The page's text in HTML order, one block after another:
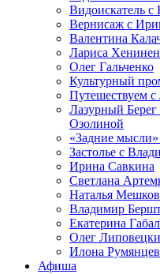
Видоискатель
Вернисаж с
Валентина
Лариса Хенинен
Олег Гальченко
Культурный
Путешествуем
Лазурный Берег
Озолиной
«Задние
Застолье с
Ирина Савкина
Светлана
Наталья
Владимир
Екатерина
Олег
Илона
Афиша